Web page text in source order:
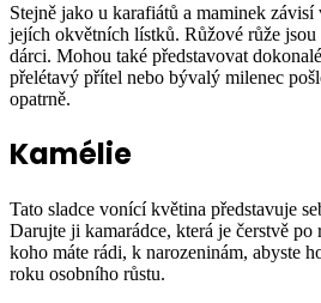
Stejně jako u karafiátů a maminek závisí
jejích okvětních lístků. Růžové růže jsou
dárci. Mohou také představovat
přelétavý přítel nebo bývalý milenec
opatrně.
Kamélie
Tato sladce vonící květina představuje
Darujte ji kamarádce, která je čerstvě po
koho máte rádi, k narozeninám, abyste
roku osobního růstu.